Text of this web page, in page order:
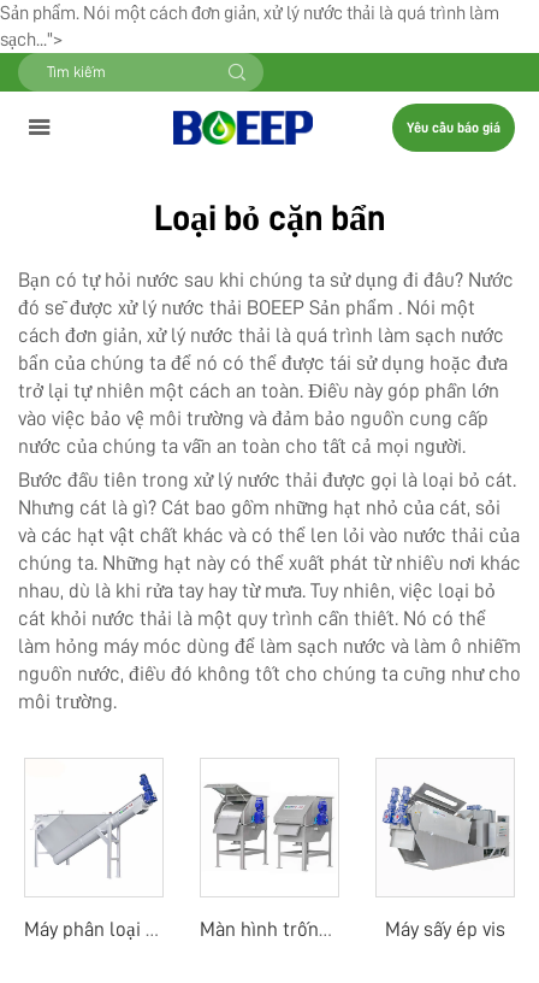
Sản phẩm. Nói một cách đơn giản, xử lý nước thải là quá trình làm
sạch...">
Yêu cầu báo giá
Loại bỏ cặn bẩn
Bạn có tự hỏi nước sau khi chúng ta sử dụng đi đâu? Nước
đó sẽ được xử lý nước thải BOEEP Sản phẩm . Nói một
cách đơn giản, xử lý nước thải là quá trình làm sạch nước
bẩn của chúng ta để nó có thể được tái sử dụng hoặc đưa
trở lại tự nhiên một cách an toàn. Điều này góp phần lớn
vào việc bảo vệ môi trường và đảm bảo nguồn cung cấp
nước của chúng ta vẫn an toàn cho tất cả mọi người.
Bước đầu tiên trong xử lý nước thải được gọi là loại bỏ cát.
Nhưng cát là gì? Cát bao gồm những hạt nhỏ của cát, sỏi
và các hạt vật chất khác và có thể len lỏi vào nước thải của
chúng ta. Những hạt này có thể xuất phát từ nhiều nơi khác
nhau, dù là khi rửa tay hay từ mưa. Tuy nhiên, việc loại bỏ
cát khỏi nước thải là một quy trình cần thiết. Nó có thể
làm hỏng máy móc dùng để làm sạch nước và làm ô nhiễm
nguồn nước, điều đó không tốt cho chúng ta cũng như cho
môi trường.
Máy phân loại cát Màn hình trống quay ngoài Máy sấy ép vis